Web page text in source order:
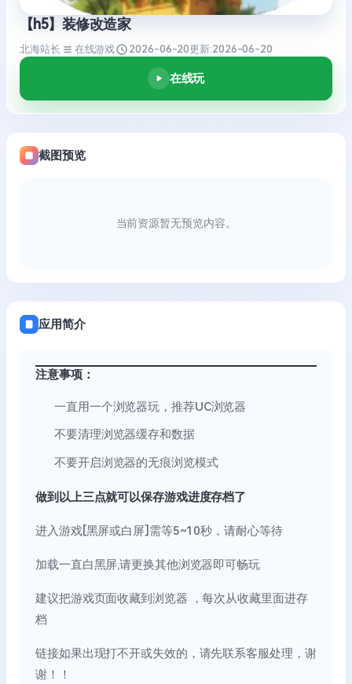
【h5】装修改造家
北海站长 在线游戏 2026-06-20更新:2026-06-20
在线玩
截图预览
当前资源暂无预览内容。
应用简介
注意事项：
一直用一个浏览器玩，推荐UC浏览器
不要清理浏览器缓存和数据
不要开启浏览器的无痕浏览模式
做到以上三点就可以保存游戏进度存档了
进入游戏[黑屏或白屏]需等5~10秒，请耐心等待
加载一直白黑屏,请更换其他浏览器即可畅玩
建议把游戏页面收藏到浏览器 ，每次从收藏里面进存
档
链接如果出现打不开或失效的，请先联系客服处理，谢
谢！！